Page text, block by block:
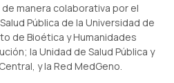
manera colaborativa por el
Pública de la Universidad de
de Bioética y Humanidades
la Unidad de Salud Pública y
y la Red MedGeno.